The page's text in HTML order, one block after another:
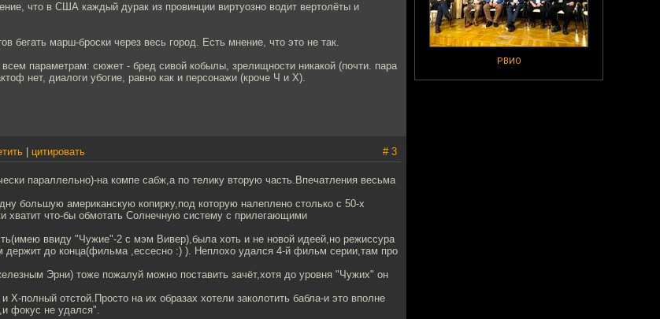
РВИО
что в США каждый дурак из провинции виртуозно водит вертолёты и
бегать марш-броски через весь город. Есть мнение, что это не так.
параметрам: сюжет - бред сивой кобылы, зрелищности никакой (почти. пара
нет, диалоги убогие, равно как и персонажи (кроче Ч и Х).
цитировать # 3
параллельно)-на компе сабж,а по телику вторую часть.Впечатления весьма
большую американскую копирку,под которую налеплено столько с 50-х
хватит что-бы обмотать Солнечную систему с прилегающими
ввиду "Чужие"-2 с мэм Вивер),была хоть и не новой идеей,но режиссура
держит до конца(фильма ,ессесно :) ). Неплохо удался 4-й фильм серии,там про
Эрни) тоже пожалуй можно поставить зачёт,хотя до уровня "Чужих" он
Х-полный отстой.Просто на их образах хотели заколотить бабла-и это вполне
фокус не удался".